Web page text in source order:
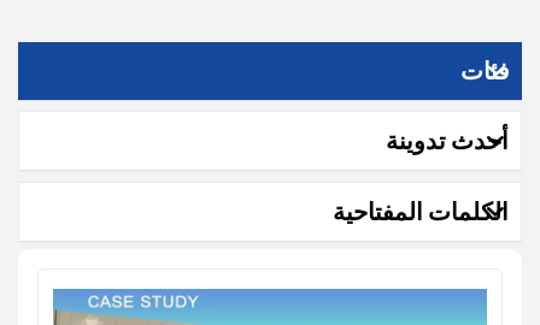
فئات
أحدث تدوينة
الكلمات المفتاحية